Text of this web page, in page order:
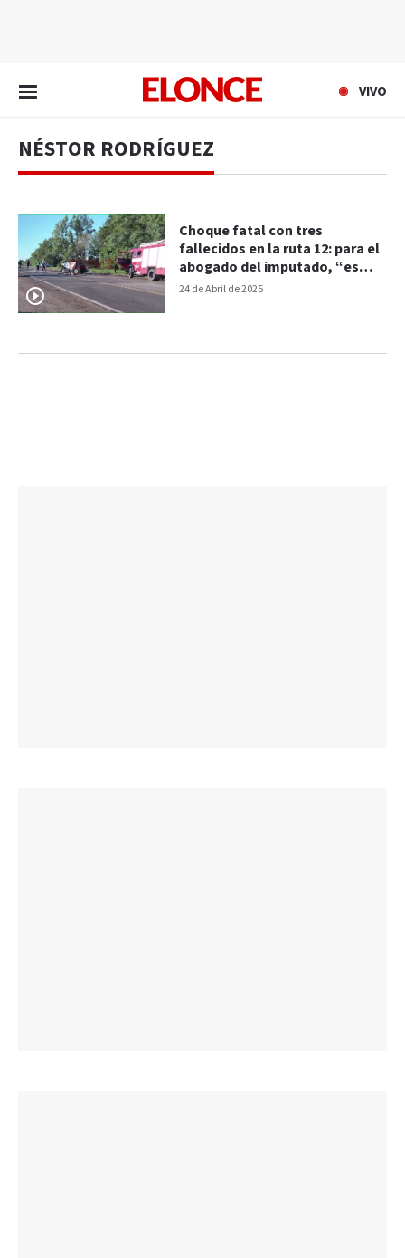
VIVO
NÉSTOR RODRÍGUEZ
24 de Abril de 2025
Choque fatal con tres
fallecidos en la ruta 12: para el
abogado del imputado, “es
injusto” que vaya a la cárcel